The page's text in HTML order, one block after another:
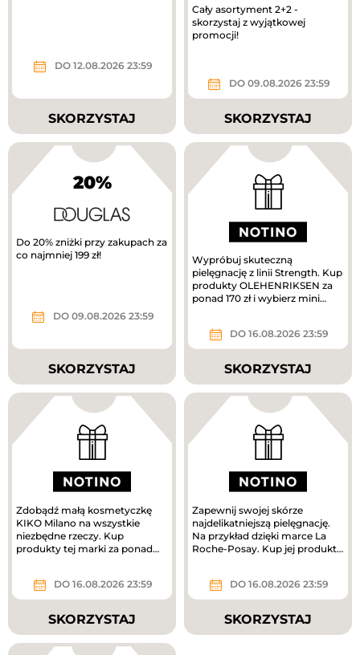
DO 12.08.2026 23:59
SKORZYSTAJ
Cały asortyment 2+2 -
skorzystaj z wyjątkowej
promocji!
DO 09.08.2026 23:59
SKORZYSTAJ
20%
Do 20% zniżki przy zakupach za
co najmniej 199 zł!
DO 09.08.2026 23:59
SKORZYSTAJ
Wypróbuj skuteczną
pielęgnację z linii Strength. Kup
produkty OLEHENRIKSEN za
ponad 170 zł i wybierz mini
DO 16.08.2026 23:59
SKORZYSTAJ
Zdobądź małą kosmetyczkę
KIKO Milano na wszystkie
niezbędne rzeczy. Kup
produkty tej marki za ponad
DO 16.08.2026 23:59
SKORZYSTAJ
Zapewnij swojej skórze
najdelikatniejszą pielęgnację.
Na przykład dzięki marce La
Roche-Posay. Kup jej produkty
DO 16.08.2026 23:59
SKORZYSTAJ